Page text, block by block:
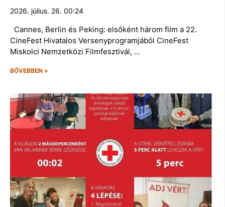
2026. július. 26. 00:24
Cannes, Berlin és Peking: elsőként három film a 22.
CineFest Hivatalos Versenyprogramjából CineFest
Miskolci Nemzetközi Filmfesztivál, …
BŐVEBBEN »